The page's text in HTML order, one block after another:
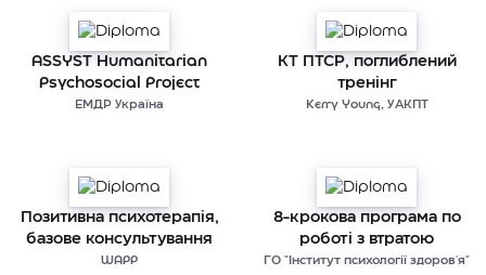
ASSYST Humanitarian
Psychosocial Project
ЕМДР Україна
КТ ПТСР, поглиблений
тренінг
Kerry Young, УАКПТ
Позитивна психотерапія,
базове консультування
WAPP
8-крокова програма по
роботі з втратою
ГО "Інститут психології здоров'я"